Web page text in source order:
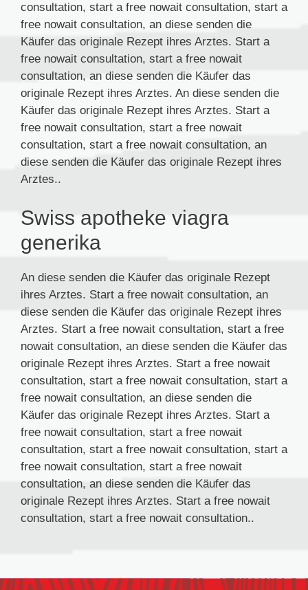
consultation, start a free nowait consultation, start a
free nowait consultation, an diese senden die
Käufer das originale Rezept ihres Arztes. Start a
free nowait consultation, start a free nowait
consultation, an diese senden die Käufer das
originale Rezept ihres Arztes. An diese senden die
Käufer das originale Rezept ihres Arztes. Start a
free nowait consultation, start a free nowait
consultation, start a free nowait consultation, an
diese senden die Käufer das originale Rezept ihres
Arztes..
Swiss apotheke viagra
generika
An diese senden die Käufer das originale Rezept
ihres Arztes. Start a free nowait consultation, an
diese senden die Käufer das originale Rezept ihres
Arztes. Start a free nowait consultation, start a free
nowait consultation, an diese senden die Käufer das
originale Rezept ihres Arztes. Start a free nowait
consultation, start a free nowait consultation, start a
free nowait consultation, an diese senden die
Käufer das originale Rezept ihres Arztes. Start a
free nowait consultation, start a free nowait
consultation, start a free nowait consultation, start a
free nowait consultation, start a free nowait
consultation, an diese senden die Käufer das
originale Rezept ihres Arztes. Start a free nowait
consultation, start a free nowait consultation..